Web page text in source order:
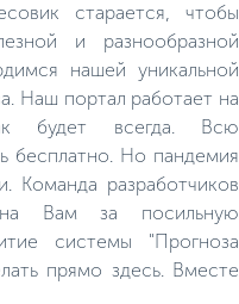
просто – у этой рыбы
округлое тело, краска
варьируется, обычно
с темными бурыми пятнами, в
том числе на плавниках.
старается, чтобы
и разнообразной
нашей уникальной
Наш портал работает на
будет всегда. Всю
бесплатно. Но пандемия
Команда разработчиков
Вам за посильную
системы "Прогноза
прямо здесь. Вместе